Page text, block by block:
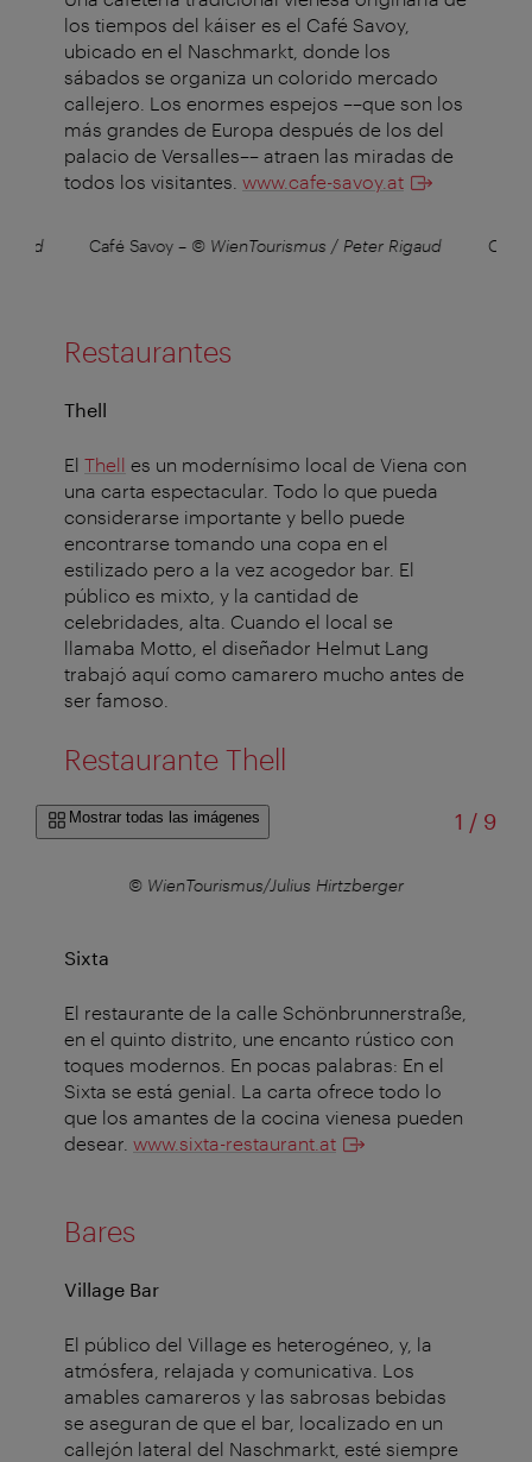
los tiempos del káiser es el Café Savoy,
ubicado en el Naschmarkt, donde los
sábados se organiza un colorido mercado
callejero. Los enormes espejos ––que son los
más grandes de Europa después de los del
palacio de Versalles–– atraen las miradas de
todos los visitantes. www.cafe-savoy.at
Café Savoy – © WienTourismus / Peter Rigaud Café
Restaurantes
Thell
El Thell es un modernísimo local de Viena con
una carta espectacular. Todo lo que pueda
considerarse importante y bello puede
encontrarse tomando una copa en el
estilizado pero a la vez acogedor bar. El
público es mixto, y la cantidad de
celebridades, alta. Cuando el local se
llamaba Motto, el diseñador Helmut Lang
trabajó aquí como camarero mucho antes de
ser famoso.
Restaurante Thell
Mostrar todas las imágenes 1 /de
9
© WienTourismus/Julius Hirtzberger
Sixta
El restaurante de la calle Schönbrunnerstraße,
en el quinto distrito, une encanto rústico con
toques modernos. En pocas palabras: En el
Sixta se está genial. La carta ofrece todo lo
que los amantes de la cocina vienesa pueden
desear. www.sixta-restaurant.at
Bares
Village Bar
El público del Village es heterogéneo, y, la
atmósfera, relajada y comunicativa. Los
amables camareros y las sabrosas bebidas
se aseguran de que el bar, localizado en un
callejón lateral del Naschmarkt, esté siempre